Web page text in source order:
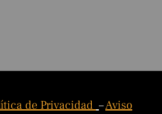
de Privacidad–Aviso